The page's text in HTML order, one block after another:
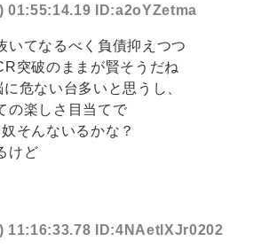
01:55:14.19 ID:a2oYZetma
いてなるべく負債抑えつつ
突破のままが賢そうだね
危ない台多いと思うし、
の楽しさ目当てで
そんないるかな？
けど
11:16:33.78 ID:4NAetlXJr0202